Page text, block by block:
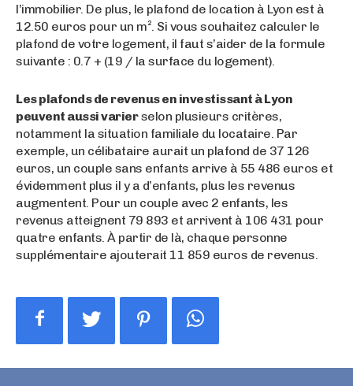
l’immobilier. De plus, le plafond de location à Lyon est à
12.50 euros pour un m². Si vous souhaitez calculer le
plafond de votre logement, il faut s’aider de la formule
suivante : 0.7 + (19 / la surface du logement).
Les plafonds de revenus en investissant à Lyon
peuvent aussi varierselon plusieurs critères,
notamment la situation familiale du locataire. Par
exemple, un célibataire aurait un plafond de 37 126
euros, un couple sans enfants arrive à 55 486 euros et
évidemment plus il y a d’enfants, plus les revenus
augmentent. Pour un couple avec 2 enfants, les
revenus atteignent 79 893 et arrivent à 106 431 pour
quatre enfants. À partir de là, chaque personne
supplémentaire ajouterait 11 859 euros de revenus.